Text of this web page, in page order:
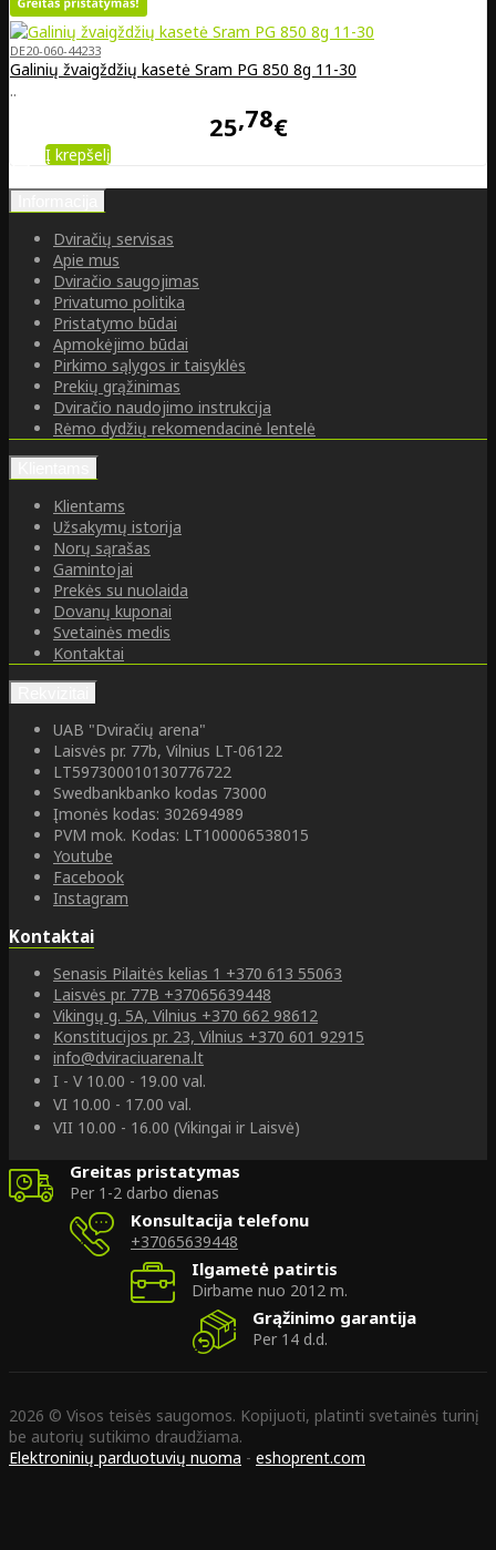
DE20-060-44233
Galinių žvaigždžių kasetė Sram PG 850 8g 11-30
..
25 78€
Į krepšelį
Dviračių servisas
Apie mus
Dviračio saugojimas
Privatumo politika
Pristatymo būdai
Apmokėjimo būdai
Pirkimo sąlygos ir taisyklės
Prekių grąžinimas
Dviračio naudojimo instrukcija
Rėmo dydžių rekomendacinė lentelė
Klientams
Užsakymų istorija
Norų sąrašas
Gamintojai
Prekės su nuolaida
Dovanų kuponai
Svetainės medis
Kontaktai
UAB "Dviračių arena"
Laisvės pr. 77b, Vilnius LT-06122
LT597300010130776722
Swedbankbanko kodas 73000
Įmonės kodas: 302694989
PVM mok. Kodas: LT100006538015
Youtube
Facebook
Instagram
Kontaktai
Senasis Pilaitės kelias 1 +370 613 55063
Laisvės pr. 77B +37065639448
Vikingų g. 5A, Vilnius +370 662 98612
Konstitucijos pr. 23, Vilnius +370 601 92915
info@dviraciuarena.lt
I - V 10.00 - 19.00 val.
VI 10.00 - 17.00 val.
VII 10.00 - 16.00 (Vikingai ir Laisvė)
Greitas pristatymas
Per 1-2 darbo dienas
Konsultacija telefonu
+37065639448
Ilgametė patirtis
Dirbame nuo 2012 m.
Grąžinimo garantija
Per 14 d.d.
2026 © Visos teisės saugomos. Kopijuoti, platinti svetainės turinį
be autorių sutikimo draudžiama.
Elektroninių parduotuvių nuoma - eshoprent.com